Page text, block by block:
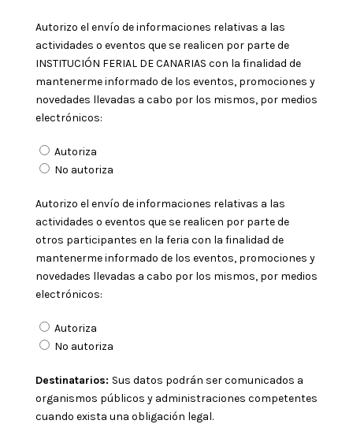
Autorizo el envío de informaciones relativas a las
actividades o eventos que se realicen por parte de
INSTITUCIÓN FERIAL DE CANARIAS con la finalidad de
mantenerme informado de los eventos, promociones y
novedades llevadas a cabo por los mismos, por medios
electrónicos:
Autoriza
No autoriza
Autorizo el envío de informaciones relativas a las
actividades o eventos que se realicen por parte de
otros participantes en la feria con la finalidad de
mantenerme informado de los eventos, promociones y
novedades llevadas a cabo por los mismos, por medios
electrónicos:
Autoriza
No autoriza
Destinatarios: Sus datos podrán ser comunicados a
organismos públicos y administraciones competentes
cuando exista una obligación legal.